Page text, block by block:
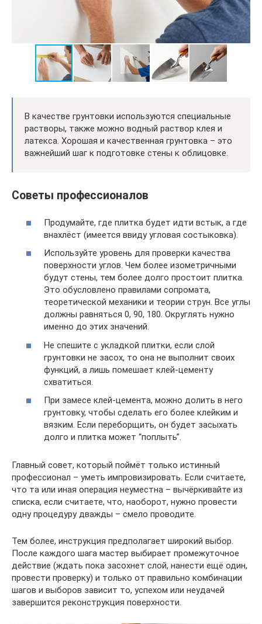
В качестве грунтовки используются специальные
растворы, также можно водный раствор клея и
латекса. Хорошая и качественная грунтовка – это
важнейший шаг к подготовке стены к облицовке.
Советы профессионалов
Продумайте, где плитка будет идти встык, а где
внахлёст (имеется ввиду угловая состыковка).
Используйте уровень для проверки качества
поверхности углов. Чем более изометричными
будут стены, тем более долго простоит плитка.
Это обусловлено правилами сопромата,
теоретической механики и теории струн. Все углы
должны равняться 0, 90, 180. Округлять нужно
именно до этих значений.
Не спешите с укладкой плитки, если слой
грунтовки не засох, то она не выполнит своих
функций, а лишь помешает клей-цементу
схватиться.
При замесе клей-цемента, можно долить в него
грунтовку, чтобы сделать его более клейким и
вязким. Если переборщить, он будет засыхать
долго и плитка может “поплыть”.
Главный совет, который поймёт только истинный
профессионал – уметь импровизировать. Если считаете,
что та или иная операция неуместна – вычёркивайте из
списка, если считаете, что, наоборот, нужно провести
одну процедуру дважды – смело проводите.
Тем более, инструкция предполагает широкий выбор.
После каждого шага мастер выбирает промежуточное
действие (ждать пока засохнет слой, нанести ещё один,
провести проверку) и только от правильно комбинации
шагов и выборов зависит то, успехом или неудачей
завершится реконструкция поверхности.